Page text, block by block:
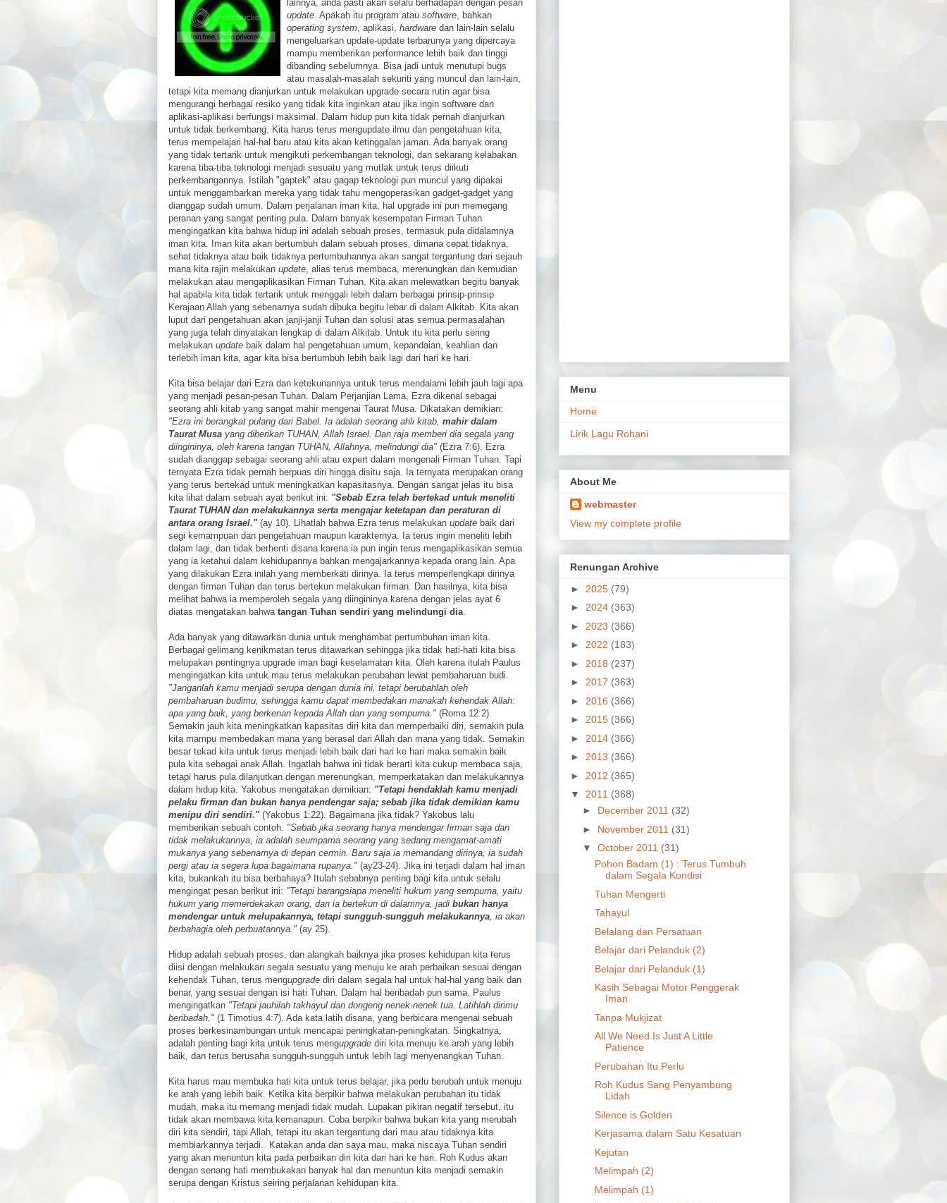
lainnya, anda pasti akan selalu berhadapan dengan pesan
update. Apakah itu program atau software, bahkan
operating system, aplikasi, hardware dan lain-lain selalu
mengeluarkan update-update terbarunya yang dipercaya
mampu memberikan performance lebih baik dan tinggi
dibanding sebelumnya. Bisa jadi untuk menutupi bugs
atau masalah-masalah sekuriti yang muncul dan lain-lain,
tetapi kita memang dianjurkan untuk melakukan upgrade secara rutin agar bisa
mengurangi berbagai resiko yang tidak kita inginkan atau jika ingin software dan
aplikasi-aplikasi berfungsi maksimal. Dalam hidup pun kita tidak pernah dianjurkan
untuk tidak berkembang. Kita harus terus mengupdate ilmu dan pengetahuan kita,
terus mempelajari hal-hal baru atau kita akan ketinggalan jaman. Ada banyak orang
yang tidak tertarik untuk mengikuti perkembangan teknologi, dan sekarang kelabakan
karena tiba-tiba teknologi menjadi sesuatu yang mutlak untuk terus diikuti
perkembangannya. Istilah "gaptek" atau gagap teknologi pun muncul yang dipakai
untuk menggambarkan mereka yang tidak tahu mengoperasikan gadget-gadget yang
dianggap sudah umum. Dalam perjalanan iman kita, hal upgrade ini pun memegang
peranan yang sangat penting pula. Dalam banyak kesempatan Firman Tuhan
mengingatkan kita bahwa hidup ini adalah sebuah proses, termasuk pula didalamnya
iman kita. Iman kita akan bertumbuh dalam sebuah proses, dimana cepat tidaknya,
sehat tidaknya atau baik tidaknya pertumbuhannya akan sangat tergantung dari sejauh
mana kita rajin melakukan update, alias terus membaca, merenungkan dan kemudian
melakukan atau mengaplikasikan Firman Tuhan. Kita akan melewatkan begitu banyak
hal apabila kita tidak tertarik untuk menggali lebih dalam berbagai prinsip-prinsip
Kerajaan Allah yang sebenarnya sudah dibuka begitu lebar di dalam Alkitab. Kita akan
luput dari pengetahuan akan janji-janji Tuhan dan solusi atas semua permasalahan
yang juga telah dinyatakan lengkap di dalam Alkitab. Untuk itu kita perlu sering
melakukan update baik dalam hal pengetahuan umum, kepandaian, keahlian dan
terlebih iman kita, agar kita bisa bertumbuh lebih baik lagi dari hari ke hari.
Kita bisa belajar dari Ezra dan ketekunannya untuk terus mendalami lebih jauh lagi apa
yang menjadi pesan-pesan Tuhan. Dalam Perjanjian Lama, Ezra dikenal sebagai
seorang ahli kitab yang sangat mahir mengenai Taurat Musa. Dikatakan demikian:
"Ezra ini berangkat pulang dari Babel. Ia adalah seorang ahli kitab, mahir dalam
Taurat Musa yang diberikan TUHAN, Allah Israel. Dan raja memberi dia segala yang
diingininya, oleh karena tangan TUHAN, Allahnya, melindungi dia" (Ezra 7:6). Ezra
sudah dianggap sebagai seorang ahli atau expert dalam mengenali Firman Tuhan. Tapi
ternyata Ezra tidak pernah berpuas diri hingga disitu saja. Ia ternyata merupakan orang
yang terus bertekad untuk meningkatkan kapasitasnya. Dengan sangat jelas itu bisa
kita lihat dalam sebuah ayat berikut ini: "Sebab Ezra telah bertekad untuk meneliti
Taurat TUHAN dan melakukannya serta mengajar ketetapan dan peraturan di
antara orang Israel."(ay 10). Lihatlah bahwa Ezra terus melakukan update baik dari
segi kemampuan dan pengetahuan maupun karakternya. Ia terus ingin meneliti lebih
dalam lagi, dan tidak berhenti disana karena ia pun ingin terus mengaplikasikan semua
yang ia ketahui dalam kehidupannya bahkan mengajarkannya kepada orang lain. Apa
yang dilakukan Ezra inilah yang memberkati dirinya. Ia terus memperlengkapi dirinya
dengan firman Tuhan dan terus bertekun melakukan firman. Dan hasilnya, kita bisa
melihat bahwa ia memperoleh segala yang diingininya karena dengan jelas ayat 6
diatas mengatakan bahwa tangan Tuhan sendiri yang melindungi dia.
Ada banyak yang ditawarkan dunia untuk menghambat pertumbuhan iman kita.
Berbagai gelimang kenikmatan terus ditawarkan sehingga jika tidak hati-hati kita bisa
melupakan pentingnya upgrade iman bagi keselamatan kita. Oleh karena itulah Paulus
mengingatkan kita untuk mau terus melakukan perubahan lewat pembaharuan budi.
"Janganlah kamu menjadi serupa dengan dunia ini, tetapi berubahlah oleh
pembaharuan budimu, sehingga kamu dapat membedakan manakah kehendak Allah:
apa yang baik, yang berkenan kepada Allah dan yang sempurna." (Roma 12:2).
Semakin jauh kita meningkatkan kapasitas diri kita dan memperbaiki diri, semakin pula
kita mampu membedakan mana yang berasal dari Allah dan mana yang tidak. Semakin
besar tekad kita untuk terus menjadi lebih baik dari hari ke hari maka semakin baik
pula kita sebagai anak Allah. Ingatlah bahwa ini tidak berarti kita cukup membaca saja,
tetapi harus pula dilanjutkan dengan merenungkan, memperkatakan dan melakukannya
dalam hidup kita. Yakobus mengatakan demikian: "Tetapi hendaklah kamu menjadi
pelaku firman dan bukan hanya pendengar saja; sebab jika tidak demikian kamu
menipu diri sendiri."(Yakobus 1:22). Bagaimana jika tidak? Yakobus lalu
memberikan sebuah contoh. "Sebab jika seorang hanya mendengar firman saja dan
tidak melakukannya, ia adalah seumpama seorang yang sedang mengamat-amati
mukanya yang sebenarnya di depan cermin. Baru saja ia memandang dirinya, ia sudah
pergi atau ia segera lupa bagaimana rupanya." (ay23-24). Jika ini terjadi dalam hal iman
kita, bukankah itu bisa berbahaya? Itulah sebabnya penting bagi kita untuk selalu
mengingat pesan berikut ini: "Tetapi barangsiapa meneliti hukum yang sempurna, yaitu
hukum yang memerdekakan orang, dan ia bertekun di dalamnya, jadi bukan hanya
mendengar untuk melupakannya, tetapi sungguh-sungguh melakukannya, ia akan
berbahagia oleh perbuatannya." (ay 25).
Hidup adalah sebuah proses, dan alangkah baiknya jika proses kehidupan kita terus
diisi dengan melakukan segala sesuatu yang menuju ke arah perbaikan sesuai dengan
kehendak Tuhan, terus mengupgrade diri dalam segala hal untuk hal-hal yang baik dan
benar, yang sesuai dengan isi hati Tuhan. Dalam hal beribadah pun sama. Paulus
mengingatkan "Tetapi jauhilah takhayul dan dongeng nenek-nenek tua. Latihlah dirimu
beribadah." (1 Timotius 4:7). Ada kata latih disana, yang berbicara mengenai sebuah
proses berkesinambungan untuk mencapai peningkatan-peningkatan. Singkatnya,
adalah penting bagi kita untuk terus mengupgrade diri kita menuju ke arah yang lebih
baik, dan terus berusaha sungguh-sungguh untuk lebih lagi menyenangkan Tuhan.
Kita harus mau membuka hati kita untuk terus belajar, jika perlu berubah untuk menuju
ke arah yang lebih baik. Ketika kita berpikir bahwa melakukan perubahan itu tidak
mudah, maka itu memang menjadi tidak mudah. Lupakan pikiran negatif tersebut, itu
tidak akan membawa kita kemanapun. Coba berpikir bahwa bukan kita yang merubah
diri kita sendiri, tapi Allah, tetapi itu akan tergantung dari mau atau tidaknya kita
membiarkannya terjadi. Katakan anda dan saya mau, maka niscaya Tuhan sendiri
yang akan menuntun kita pada perbaikan diri kita dari hari ke hari. Roh Kudus akan
dengan senang hati membukakan banyak hal dan menuntun kita menjadi semakin
serupa dengan Kristus seiring perjalanan kehidupan kita.
Menu
Home
Lirik Lagu Rohani
About Me
webmaster
View my complete profile
Renungan Archive
► 2025 (79)
► 2024 (363)
► 2023 (366)
► 2022 (183)
► 2018 (237)
► 2017 (363)
► 2016 (366)
► 2015 (366)
► 2014 (366)
► 2013 (366)
► 2012 (365)
▼ 2011 (368)
► December 2011 (32)
► November 2011 (31)
▼ October 2011 (31)
Pohon Badam (1) : Terus Tumbuh
dalam Segala Kondisi
Tuhan Mengerti
Tahayul
Belalang dan Persatuan
Belajar dari Pelanduk (2)
Belajar dari Pelanduk (1)
Kasih Sebagai Motor Penggerak
Iman
Tanpa Mukjizat
All We Need Is Just A Little
Patience
Perubahan Itu Perlu
Roh Kudus Sang Penyambung
Lidah
Silence is Golden
Kerjasama dalam Satu Kesatuan
Kejutan
Melimpah (2)
Melimpah (1)